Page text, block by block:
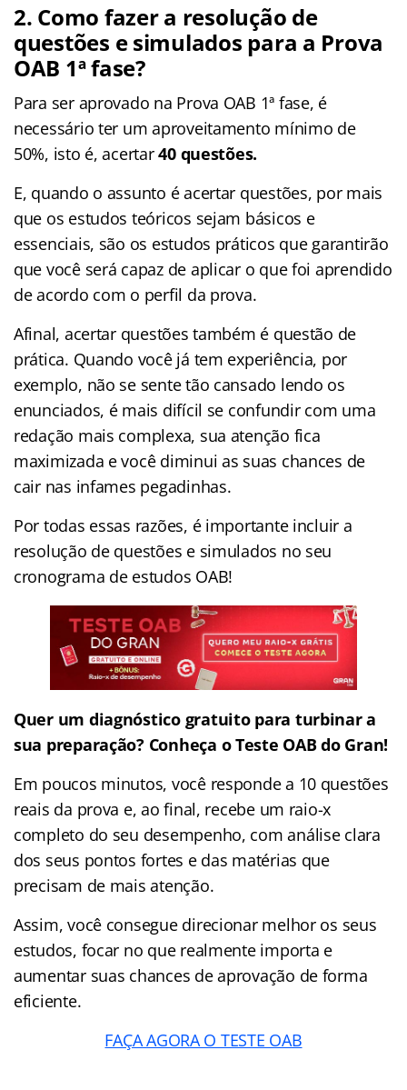
2. Como fazer a resolução de
questões e simulados para a Prova
OAB 1ª fase?
Para ser aprovado na Prova OAB 1ª fase, é
necessário ter um aproveitamento mínimo de
50%, isto é, acertar40 questões.
E, quando o assunto é acertar questões, por mais
que os estudos teóricos sejam básicos e
essenciais, são os estudos práticos que garantirão
que você será capaz de aplicar o que foi aprendido
de acordo com o perfil da prova.
Afinal, acertar questões também é questão de
prática. Quando você já tem experiência, por
exemplo, não se sente tão cansado lendo os
enunciados, é mais difícil se confundir com uma
redação mais complexa, sua atenção fica
maximizada e você diminui as suas chances de
cair nas infames pegadinhas.
Por todas essas razões, é importante incluir a
resolução de questões e simulados no seu
cronograma de estudos OAB!
Quer um diagnóstico gratuito para turbinar a
sua preparação? Conheça o Teste OAB do Gran!
Em poucos minutos, você responde a 10 questões
reais da prova e, ao final, recebe um raio-x
completo do seu desempenho, com análise clara
dos seus pontos fortes e das matérias que
precisam de mais atenção.
Assim, você consegue direcionar melhor os seus
estudos, focar no que realmente importa e
aumentar suas chances de aprovação de forma
eficiente.
FAÇA AGORA O TESTE OAB